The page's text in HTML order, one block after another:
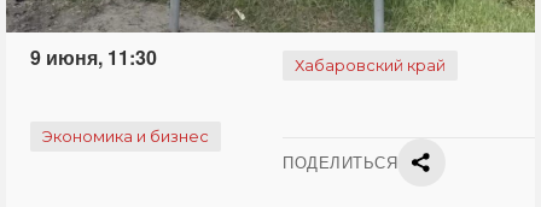
9 июня, 11:30 Хабаровский край
Экономика и бизнес
ПОДЕЛИТЬСЯ